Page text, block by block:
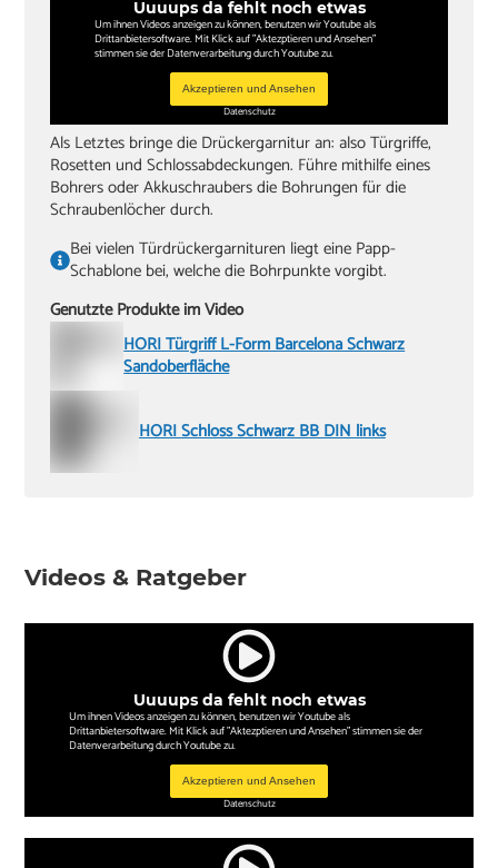
Uuuups da fehlt noch etwas
Um ihnen Videos anzeigen zu können, benutzen wir Youtube als
Drittanbietersoftware. Mit Klick auf "Aktezptieren und Ansehen"
stimmen sie der Datenverarbeitung durch Youtube zu.
Akzeptieren und Ansehen
Datenschutz
Als Letztes bringe die Drückergarnitur an: also Türgriffe,
Rosetten und Schlossabdeckungen. Führe mithilfe eines
Bohrers oder Akkuschraubers die Bohrungen für die
Schraubenlöcher durch.
Bei vielen Türdrückergarnituren liegt eine Papp-
Schablone bei, welche die Bohrpunkte vorgibt.
Genutzte Produkte im Video
HORI Türgriff L-Form Barcelona Schwarz
Sandoberfläche
HORI Schloss Schwarz BB DIN links
Videos & Ratgeber
Uuuups da fehlt noch etwas
Um ihnen Videos anzeigen zu können, benutzen wir Youtube als
Drittanbietersoftware. Mit Klick auf "Aktezptieren und Ansehen" stimmen sie der
Datenverarbeitung durch Youtube zu.
Akzeptieren und Ansehen
Datenschutz